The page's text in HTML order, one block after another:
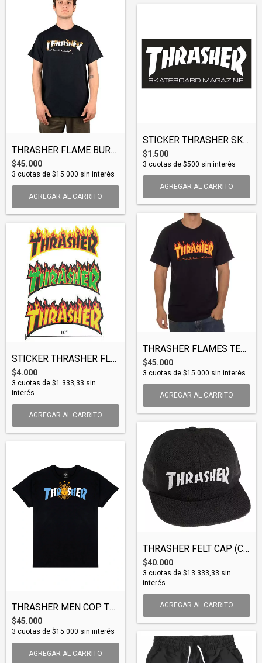
THRASHER FLAME BURNER TEE (TSHTHR033)
$45.000
3 cuotas de $15.000 sin interés
AGREGAR AL CARRITO
STICKER THRASHER SKATE MAG (STITHR003)
$1.500
3 cuotas de $500 sin interés
STICKER THRASHER FLAMES XL (STITHR001)
$4.000
3 cuotas de $1.333,33 sin
interés
AGREGAR AL CARRITO
THRASHER FLAMES TEE (TSHTHR001)
$45.000
3 cuotas de $15.000 sin interés
AGREGAR AL CARRITO
THRASHER MEN COP TEE (TSHTHR055)
$45.000
3 cuotas de $15.000 sin interés
AGREGAR AL CARRITO
THRASHER FELT CAP (CAPTHR005)
$40.000
3 cuotas de $13.333,33 sin
interés
AGREGAR AL CARRITO